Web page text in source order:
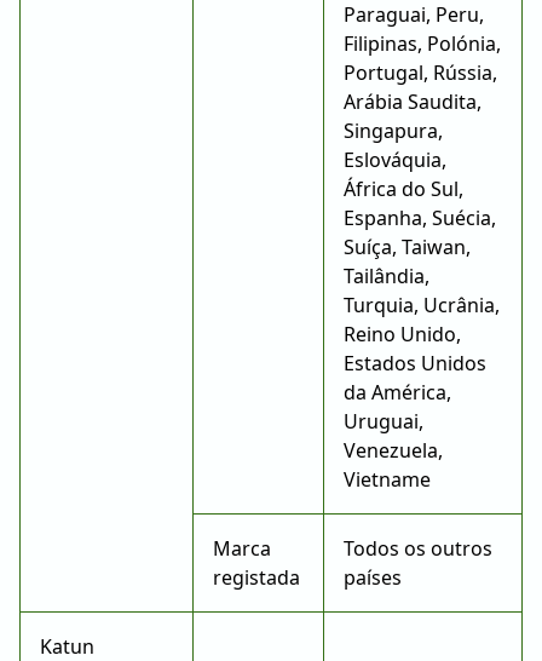
Paraguai, Peru,
Filipinas, Polónia,
Portugal, Rússia,
Arábia Saudita,
Singapura,
Eslováquia,
África do Sul,
Espanha, Suécia,
Suíça, Taiwan,
Tailândia,
Turquia, Ucrânia,
Reino Unido,
Estados Unidos
da América,
Uruguai,
Venezuela,
Vietname
Marca
registada
Todos os outros
países
Katun